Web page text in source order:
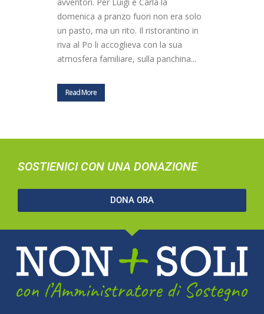
domenica a pranzo fuori non era solo
un pasto, ma un rito. Il ristorantino in
riva al Po li accoglieva con la sua
atmosfera familiare, sulla panchina...
Read More
SOSTIENICI CON UNA DONAZIONE
DONA ORA